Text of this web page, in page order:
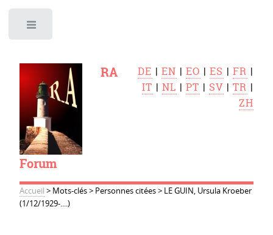
RA
Forum
DE |EN |EO |ES |FR |
IT |NL |PT | SV |TR |
ZH
Accueil > Mots-clés> Personnes citées> LE GUIN, Ursula Kroeber
(1/12/1929-....)